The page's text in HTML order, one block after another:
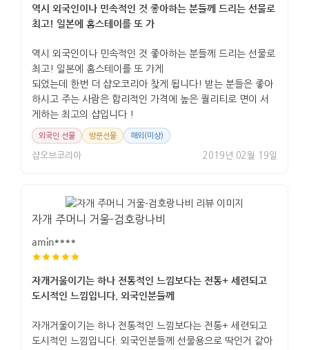
역시 외국인이나 민속적인 것 좋아하는 분들께 드리는 선물로
최고! 일본에 홈스테이를 또 가
역시 외국인이나 민속적인 것 좋아하는 분들께 드리는 선물로
최고! 일본에 홈스테이를 또 가게
되었는데 한번 더 샵오코리아 찾게 됩니다! 받는 분들은 좋아
하시고 주는 사람은 합리적인 가격에 높은 퀄리티로 면이 서
게하는 최고의 샵입니다 !
외국인 선물 방문선물 해외(미상)
샵오브코리아 2019년 02월 19일
자개 주머니 거울-검호랑나비
amin****
자개거울이기는 하나 전통적인 느낌보다는 전통+ 세련되고
도시적인 느낌입니다. 외국인분들께
자개거울이기는 하나 전통적인 느낌보다는 전통+ 세련되고
도시적인 느낌입니다. 외국인분들께 선물용으로 딱인거 같아